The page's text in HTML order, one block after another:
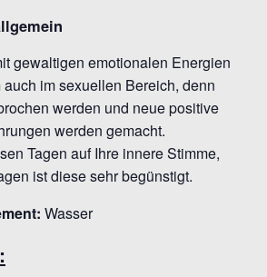
gewaltigen emotionalen Energien
im sexuellen Bereich, denn
werden und neue positive
werden gemacht.
Tagen auf Ihre innere Stimme,
ist diese sehr begünstigt.
Wasser